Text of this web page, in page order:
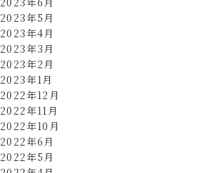
2023年5月
2023年4月
2023年3月
2023年2月
2023年1月
2022年12月
2022年11月
2022年10月
2022年6月
2022年5月